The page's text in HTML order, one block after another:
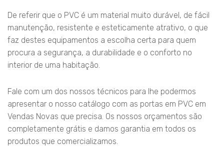
De referir que o PVC é um material muito durável, de fácil
manutenção, resistente e esteticamente atrativo, o que
faz destes equipamentos a escolha certa para quem
procura a segurança, a durabilidade e o conforto no
interior de uma habitação.
Fale com um dos nossos técnicos para lhe podermos
apresentar o nosso catálogo com as portas em PVC em
Vendas Novas que precisa. Os nossos orçamentos são
completamente grátis e damos garantia em todos os
produtos que comercializamos.